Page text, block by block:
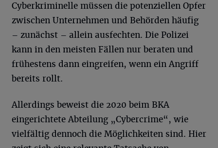
Cyberkriminelle müssen die potenziellen Opfer
zwischen Unternehmen und Behörden häufig
– zunächst – allein ausfechten. Die Polizei
kann in den meisten Fällen nur beraten und
frühestens dann eingreifen, wenn ein Angriff
bereits rollt.
Allerdings beweist die 2020 beim BKA
eingerichtete Abteilung „Cybercrime“, wie
vielfältig dennoch die Möglichkeiten sind. Hier